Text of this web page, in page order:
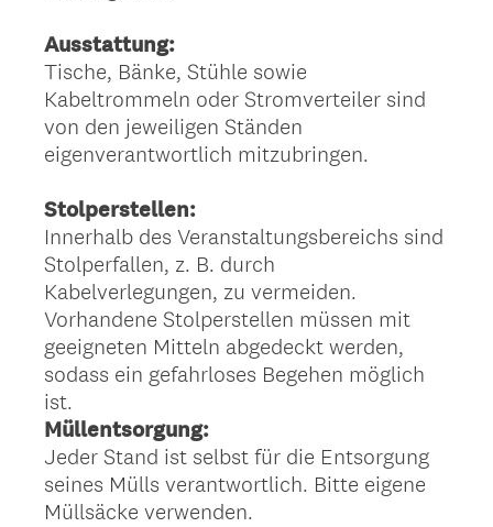
Ausstattung:
Tische, Bänke, Stühle sowie
Kabeltrommeln oder Stromverteiler sind
von den jeweiligen Ständen
eigenverantwortlich mitzubringen.
Stolperstellen:
Innerhalb des Veranstaltungsbereichs sind
Stolperfallen, z. B. durch
Kabelverlegungen, zu vermeiden.
Vorhandene Stolperstellen müssen mit
geeigneten Mitteln abgedeckt werden,
sodass ein gefahrloses Begehen möglich
ist.
Müllentsorgung:
Jeder Stand ist selbst für die Entsorgung
seines Mülls verantwortlich. Bitte eigene
Müllsäcke verwenden.